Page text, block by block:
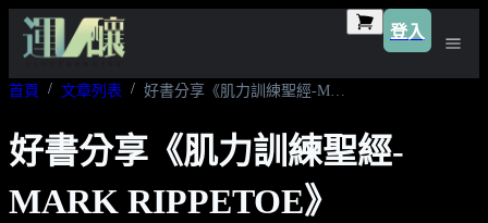
登入
首頁 文章列表 好書分享《肌力訓練聖經-MARK RIPPETOE》
好書分享《肌力訓練聖經-
MARK RIPPETOE》